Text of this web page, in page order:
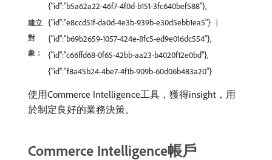
建立
對
象：
{"id":"b5a62a22-46f7-4f0d-b151-3fc640bef588"},
{"id":"e8ccd51f-da0d-4e3b-939b-e30d5ebb1ea5"}
{"id":"b69b2659-1057-424e-8fc5-ed9e016dc554"},
{"id":"c66ffd68-0f65-42bb-aa23-b4020f12e0bd"},
{"id":"f8a45b24-4be7-4f1b-909b-60d06b483a20"}
使用Commerce Intelligence工具，獲得insight，用
於制定良好的業務決策。
Commerce Intelligence帳戶